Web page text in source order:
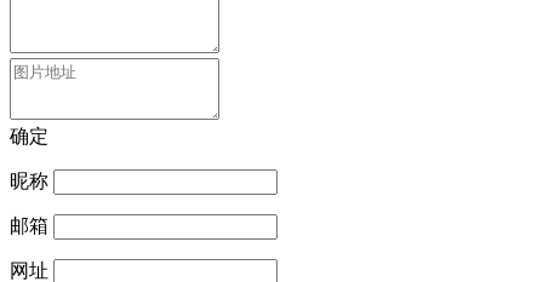
确定
昵称
邮箱
网址